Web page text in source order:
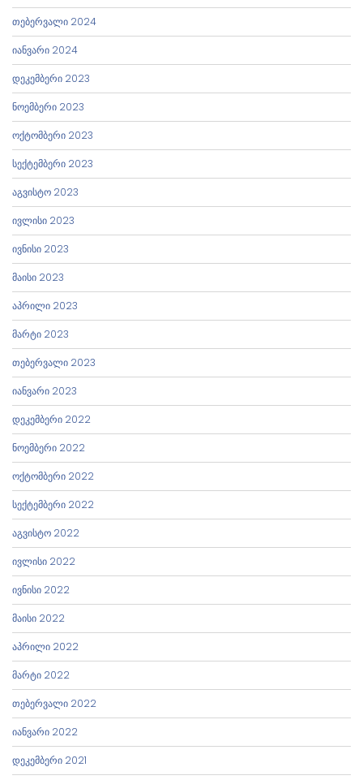
თებერვალი 2024
იანვარი 2024
დეკემბერი 2023
ნოემბერი 2023
ოქტომბერი 2023
სექტემბერი 2023
აგვისტო 2023
ივლისი 2023
ივნისი 2023
მაისი 2023
აპრილი 2023
მარტი 2023
თებერვალი 2023
იანვარი 2023
დეკემბერი 2022
ნოემბერი 2022
ოქტომბერი 2022
სექტემბერი 2022
აგვისტო 2022
ივლისი 2022
ივნისი 2022
მაისი 2022
აპრილი 2022
მარტი 2022
თებერვალი 2022
იანვარი 2022
დეკემბერი 2021